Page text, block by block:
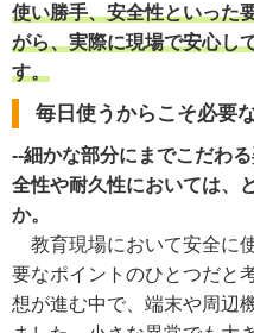
使い勝手、安全性といった
がら、実際に現場で安心し
す。
毎日使うからこそ必要
--細かな部分にまでこだわ
全性や耐久性においては、
か。
教育現場において安全に
要なポイントのひとつだと
想が進む中で、端末や周辺